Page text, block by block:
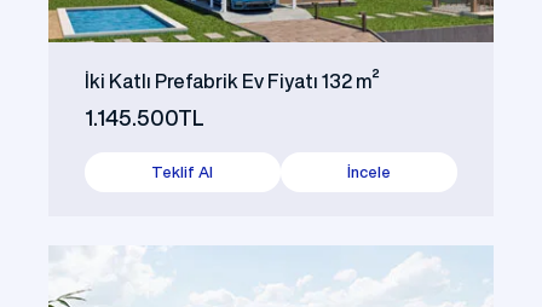
İki Katlı Prefabrik Ev Fiyatı 132 m²
1.145.500TL
Teklif Al İncele